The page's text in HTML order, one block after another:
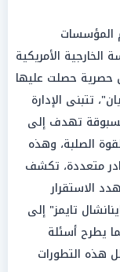
المؤسسات
الأمريكية
حصرية حصلت عليها
تتبنى الإدارة
مسبوقة تهدف إلى
الصلبة، وهذه
متعددة، تكشف
الاستقرار
تايمز" إلى
يطرح أسئلة
هذه التطورات